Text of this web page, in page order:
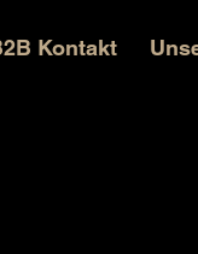
Kontakt